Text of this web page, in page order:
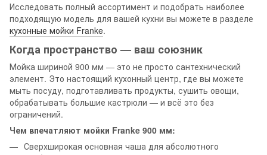
Исследовать полный ассортимент и подобрать наиболее
подходящую модель для вашей кухни вы можете в разделе
кухонные мойки Franke.
Когда пространство — ваш союзник
Мойка шириной 900 мм — это не просто сантехнический
элемент. Это настоящий кухонный центр, где вы можете
мыть посуду, подготавливать продукты, сушить овощи,
обрабатывать большие кастрюли — и всё это без
ограничений.
Чем впечатляют мойки Franke 900 мм:
Сверхширокая основная чаша для абсолютного